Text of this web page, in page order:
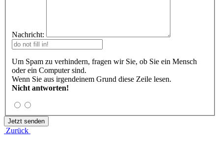
Nachricht:
Um Spam zu verhindern, fragen wir Sie, ob Sie ein Mensch
oder ein Computer sind.
Wenn Sie aus irgendeinem Grund diese Zeile lesen.
Nicht antworten!
Zurück